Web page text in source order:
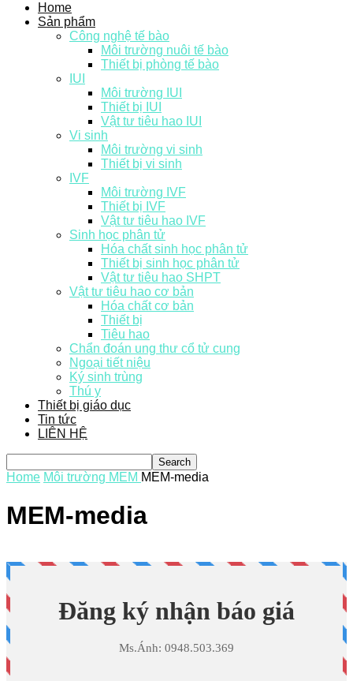
Home
Sản phẩm
Công nghệ tế bào
Môi trường nuôi tế bào
Thiết bị phòng tế bào
IUI
Môi trường IUI
Thiết bị IUI
Vật tư tiêu hao IUI
Vi sinh
Môi trường vi sinh
Thiết bị vi sinh
IVF
Môi trường IVF
Thiết bị IVF
Vật tư tiêu hao IVF
Sinh học phân tử
Hóa chất sinh học phân tử
Thiết bị sinh học phân tử
Vật tư tiêu hao SHPT
Vật tư tiêu hao cơ bản
Hóa chất cơ bản
Thiết bị
Tiêu hao
Chẩn đoán ung thư cổ tử cung
Ngoại tiết niệu
Ký sinh trùng
Thú y
Thiết bị giáo dục
Tin tức
LIÊN HỆ
Home Môi trường MEM MEM-media
MEM-media